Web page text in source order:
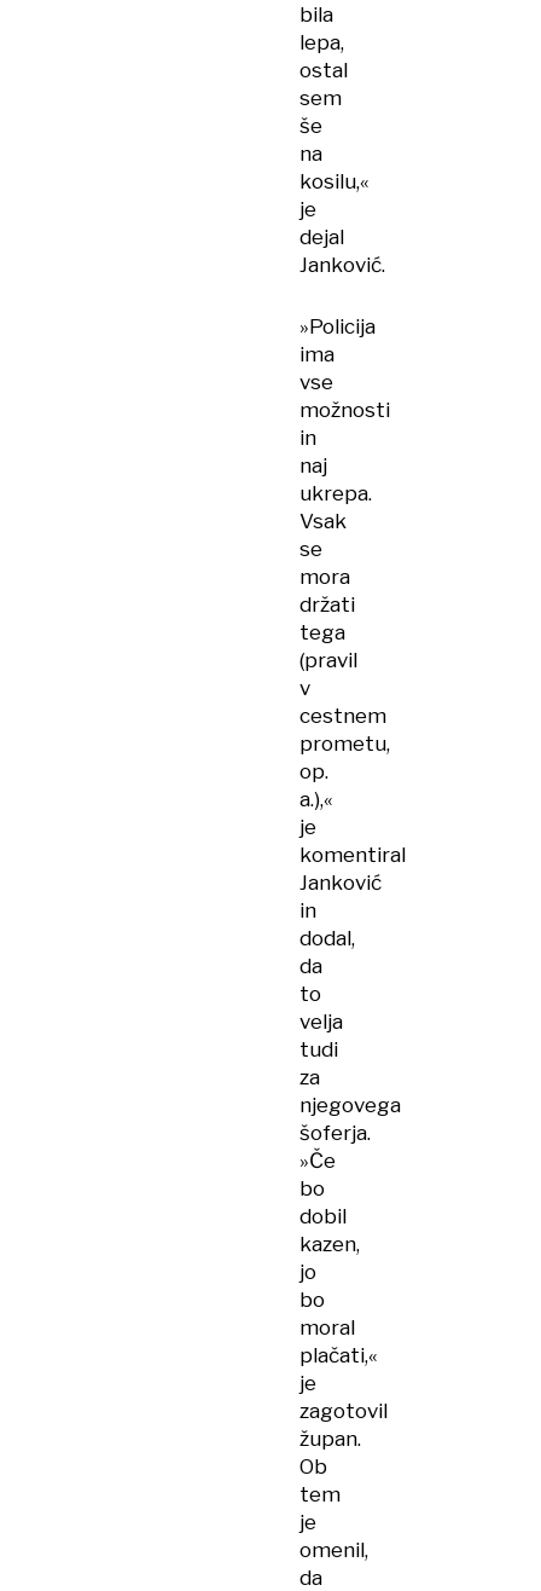
bila
lepa,
ostal
sem
še
na
kosilu,«
je
dejal
Janković.
»Policija
ima
vse
možnosti
in
naj
ukrepa.
Vsak
se
mora
držati
tega
(pravil
v
cestnem
prometu,
op.
a.),«
je
komentiral
Janković
in
dodal,
da
to
velja
tudi
za
njegovega
šoferja.
»Če
bo
dobil
kazen,
jo
bo
moral
plačati,«
je
zagotovil
župan.
Ob
tem
je
omenil,
da